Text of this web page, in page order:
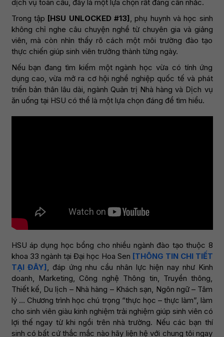
dịch vụ toàn cầu, đây là một lựa chọn rất đáng cân nhắc.
Trong tập [HSU UNLOCKED #13], phụ huynh và học sinh
không chỉ nghe câu chuyện nghề từ chuyên gia và giảng
viên, mà còn nhìn thấy rõ cách một môi trường đào tạo
thực chiến giúp sinh viên trưởng thành từng ngày.
Nếu bạn đang tìm kiếm một ngành học vừa có tính ứng
dụng cao, vừa mở ra cơ hội nghề nghiệp quốc tế và phát
triển bản thân lâu dài, ngành Quản trị Nhà hàng và Dịch vụ
ăn uống tại HSU có thể là một lựa chọn đáng để tìm hiểu.
HSU áp dụng học bổng cho nhiều ngành đào tạo thuộc 8
khoa 33 ngành tại Đại học Hoa Sen [THÔNG TIN CHI TIẾT
TẠI ĐÂY]
, đáp ứng nhu cầu nhân lực hiện nay như Kinh
doanh, Marketing, Công nghệ Thông tin, Truyền thông,
Thiết kế, Du lịch – Nhà hàng – Khách sạn, Ngôn ngữ – Tâm
lý … Chương trình học chú trọng “thực học – thực làm”, làm
cho sinh viên giàu kinh nghiệm trải nghiệm giúp sinh viên có
lợi thế ngay từ khi ngồi trên nhà trường. Nếu các bạn thí
sinh có bất cứ thắc mắc nào hãy liện hệ với chung tôi ngay